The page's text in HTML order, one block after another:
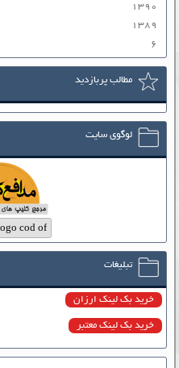
۱۳۹۰
۱۳۸۹
۶
مطالب پربازدید
لوگوی سایت
تبلیغات
خرید بک لینک ارزان
خرید بک لینک معتبر